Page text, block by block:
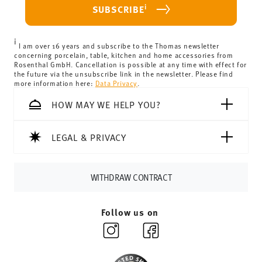
For Germany, these are 4,90 €. For all other countries, you
can view the delivery costs
delivery is free of charge.
Switzerland:delivery is free of charge for orders over
69,90 CHF. If the value of your purchase is less than
69,90 CHF, delivery charges are 36,90 CHF.
Tracking:You will receive a tracking code by e-mail as
Delivery time: 3-5 working days for delivery within
Germany for items in stock. You can view delivery times to
For returns, please use ourreturns service
SUBSCRIBEi
i I am over 16 years and subscribe to the Thomas newsletter
concerning porcelain, table, kitchen and home accessories from
Rosenthal GmbH. Cancellation is possible at any time with effect for
the future via the unsubscribe link in the newsletter. Please find
more information here: Data Privacy
HOW MAY WE HELP YOU?
LEGAL & PRIVACY
WITHDRAW CONTRACT
Follow us on